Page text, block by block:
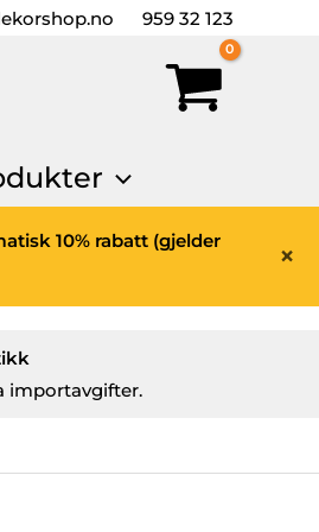
959 32 123
×
10% rabatt (gjelder
importavgifter.